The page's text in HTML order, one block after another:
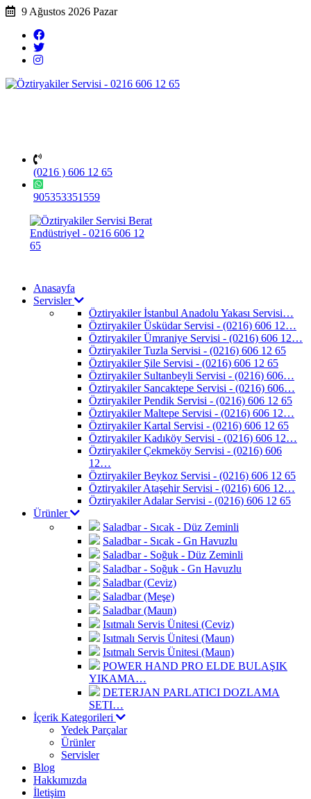
9 Ağustos 2026 Pazar
(0216 ) 606 12 65
905353351559
Anasayfa
Servisler
Öztiryakiler İstanbul Anadolu Yakası Servisi…
Öztiryakiler Üsküdar Servisi - (0216) 606 12…
Öztiryakiler Ümraniye Servisi - (0216) 606 12…
Öztiryakiler Tuzla Servisi - (0216) 606 12 65
Öztiryakiler Şile Servisi - (0216) 606 12 65
Öztiryakiler Sultanbeyli Servisi - (0216) 606…
Öztiryakiler Sancaktepe Servisi - (0216) 606…
Öztiryakiler Pendik Servisi - (0216) 606 12 65
Öztiryakiler Maltepe Servisi - (0216) 606 12…
Öztiryakiler Kartal Servisi - (0216) 606 12 65
Öztiryakiler Kadıköy Servisi - (0216) 606 12…
Öztiryakiler Çekmeköy Servisi - (0216) 606
12…
Öztiryakiler Beykoz Servisi - (0216) 606 12 65
Öztiryakiler Ataşehir Servisi - (0216) 606 12…
Öztiryakiler Adalar Servisi - (0216) 606 12 65
Ürünler
Saladbar - Sıcak - Düz Zeminli
Saladbar - Sıcak - Gn Havuzlu
Saladbar - Soğuk - Düz Zeminli
Saladbar - Soğuk - Gn Havuzlu
Saladbar (Ceviz)
Saladbar (Meşe)
Saladbar (Maun)
Isıtmalı Servis Ünitesi (Ceviz)
Isıtmalı Servis Ünitesi (Maun)
Isıtmalı Servis Ünitesi (Maun)
POWER HAND PRO ELDE BULAŞIK
YIKAMA…
DETERJAN PARLATICI DOZLAMA
SETI…
İçerik Kategorileri
Yedek Parçalar
Ürünler
Servisler
Blog
Hakkımızda
İletişim